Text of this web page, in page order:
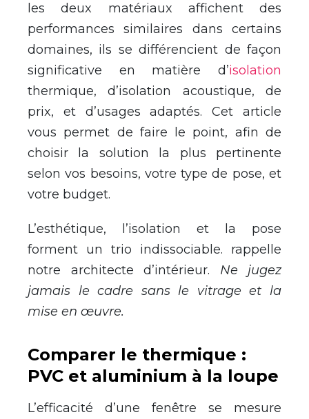
les deux matériaux affichent des
performances similaires dans certains
domaines, ils se différencient de façon
significative en matière d’isolation
thermique, d’isolation acoustique, de
prix, et d’usages adaptés. Cet article
vous permet de faire le point, afin de
choisir la solution la plus pertinente
selon vos besoins, votre type de pose, et
votre budget.
L’esthétique, l’isolation et la pose
forment un trio indissociable. rappelle
notre architecte d’intérieur. Ne jugez
jamais le cadre sans le vitrage et la
mise en œuvre.
Comparer le thermique :
PVC et aluminium à la loupe
L’efficacité d’une fenêtre se mesure